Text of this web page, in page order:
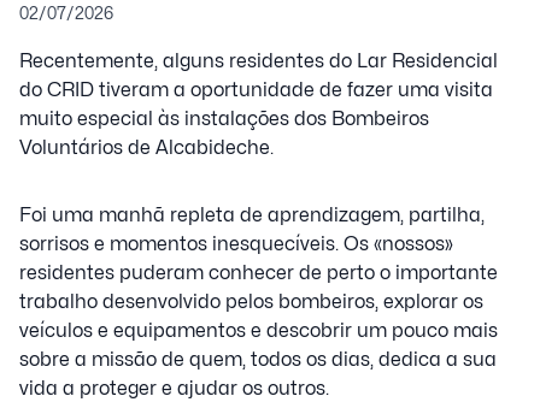
02/07/2026
Recentemente, alguns residentes do Lar Residencial
do CRID tiveram a oportunidade de fazer uma visita
muito especial às instalações dos Bombeiros
Voluntários de Alcabideche.
Foi uma manhã repleta de aprendizagem, partilha,
sorrisos e momentos inesquecíveis. Os «nossos»
residentes puderam conhecer de perto o importante
trabalho desenvolvido pelos bombeiros, explorar os
veículos e equipamentos e descobrir um pouco mais
sobre a missão de quem, todos os dias, dedica a sua
vida a proteger e ajudar os outros.